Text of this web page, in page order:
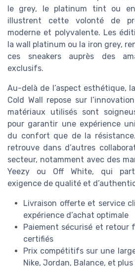
le grey, le platinum tint ou
illustrent cette volonté de
moderne et polyvalente. Les
la wall platinum ou la iron grey,
ces sneakers auprès des
exclusifs.
Au-delà de l’aspect esthétique,
Cold Wall repose sur
matériaux utilisés sont
pour garantir une expérience
du confort que de la
retrouve dans d’autres
secteur, notamment avec des
Yeezy ou Off White, qui
exigence de qualité et
Livraison offerte et service
expérience d’achat optimale
Paiement sécurisé et retour
certifiés
Prix compétitifs sur une
Nike, Jordan, Balance, et